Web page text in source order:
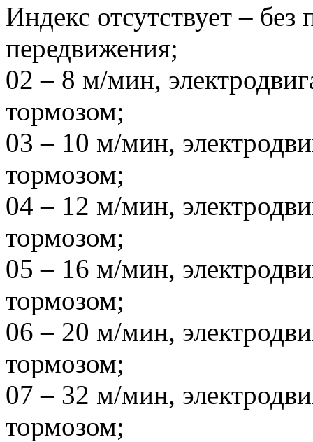
Индекс отсутствует –
передвижения;
02 – 8 м/мин,
тормозом;
03 – 10 м/мин,
тормозом;
04 – 12 м/мин,
тормозом;
05 – 16 м/мин,
тормозом;
06 – 20 м/мин,
тормозом;
07 – 32 м/мин,
тормозом;